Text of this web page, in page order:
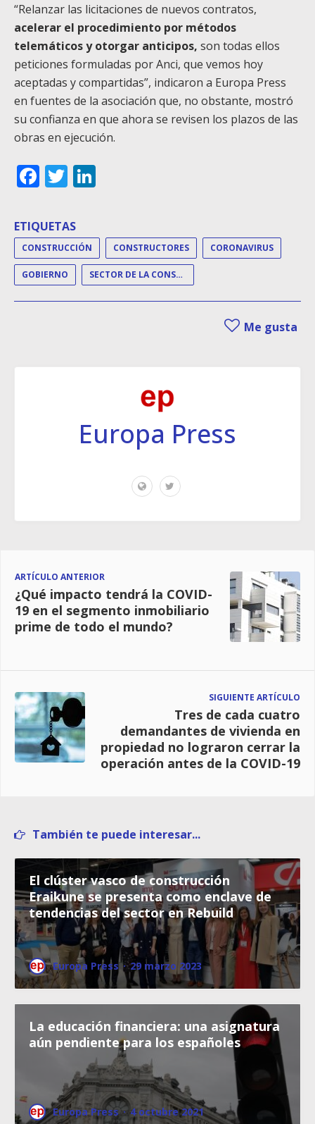
“Relanzar las licitaciones de nuevos contratos,
acelerar el procedimiento por métodos
telemáticos y otorgar anticipos, son todas ellos
peticiones formuladas por Anci, que vemos hoy
aceptadas y compartidas”, indicaron a Europa Press
en fuentes de la asociación que, no obstante, mostró
su confianza en que ahora se revisen los plazos de las
obras en ejecución.
Facebook
Twitter
ETIQUETAS
CONSTRUCCIÓN CONSTRUCTORES CORONAVIRUS
GOBIERNO SECTOR DE LA CONSTRUCCIÓN
Me gusta
Europa Press
ARTÍCULO ANTERIOR
¿Qué impacto tendrá la COVID-
19 en el segmento inmobiliario
prime de todo el mundo?
SIGUIENTE ARTÍCULO
Tres de cada cuatro
demandantes de vivienda en
propiedad no lograron cerrar la
operación antes de la COVID-19
También te puede interesar...
El clúster vasco de construcción
Eraikune se presenta como enclave de
tendencias del sector en Rebuild
Europa Press · 29 marzo 2023
La educación financiera: una asignatura
aún pendiente para los españoles
Europa Press · 4 octubre 2021